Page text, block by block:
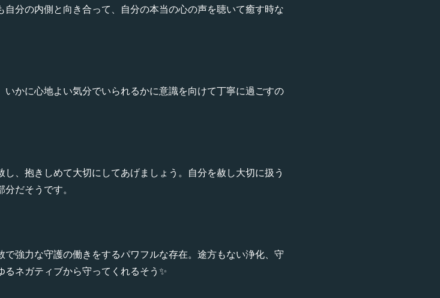
分の内側と向き合って、自分の本当の心の声を聴いて癒す時な
かに心地よい気分でいられるかに意識を向けて丁寧に過ごすの
、抱きしめて大切にしてあげましょう。自分を赦し大切に扱う
だそうです。
強力な守護の働きをするパワフルな存在。途方もない浄化、守
ネガティブから守ってくれるそう✨